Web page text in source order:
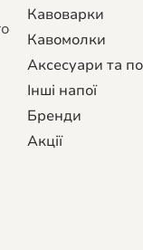
Кавоварки
Кавомолки
Аксесуари та
Інші напої
Бренди
Акції